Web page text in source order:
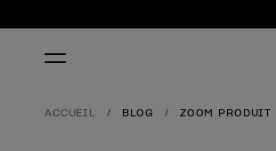
ACCUEIL BLOG ZOOM PRODUIT